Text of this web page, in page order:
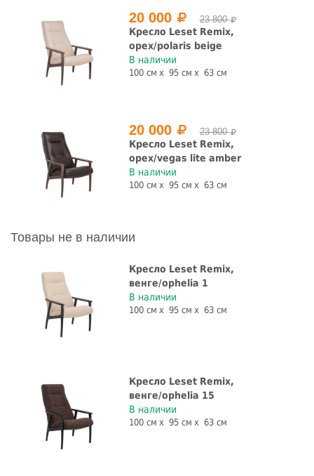
20 000 23 800
Кресло Leset Remix,
орех/polaris beige
В наличии
100 см 95 см 63 см
20 000 23 800
Кресло Leset Remix,
орех/vegas lite amber
В наличии
100 см 95 см 63 см
Товары не в наличии
Кресло Leset Remix,
венге/ophelia 1
В наличии
100 см 95 см 63 см
Кресло Leset Remix,
венге/ophelia 15
В наличии
100 см 95 см 63 см